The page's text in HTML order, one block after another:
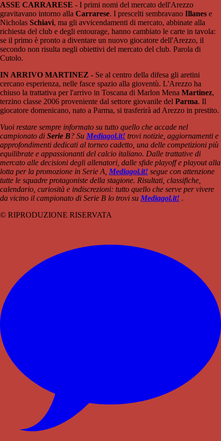
ASSE CARRARESE - I primi nomi del mercato dell'Arezzo
gravitavano intorno alla Carrarese. I prescelti sembravano Illanes e
Nicholas Schiavi, ma gli avvicendamenti di mercato, abbinate alla
richiesta del club e degli entourage, hanno cambiato le carte in tavola:
se il primo è pronto a diventare un nuovo giocatore dell'Arezzo, il
secondo non risulta negli obiettivi del mercato del club. Parola di
Cutolo.
IN ARRIVO MARTINEZ - Se al centro della difesa gli aretini
cercano esperienza, nelle fasce spazio alla gioventù. L'Arezzo ha
chiuso la trattativa per l'arrivo in Toscana di Marlon Mena Martinez,
terzino classe 2006 proveniente dal settore giovanile del Parma. Il
giocatore domenicano, nato a Parma, si trasferirà ad Arezzo in prestito.
Vuoi restare sempre informato su tutto quello che accade nel
campionato di Serie B? Su Mediagol.it! trovi notizie, aggiornamenti e
approfondimenti dedicati al torneo cadetto, una delle competizioni più
equilibrate e appassionanti del calcio italiano. Dalle trattative di
mercato alle decisioni degli allenatori, dalle sfide playoff e playout alla
lotta per la promozione in Serie A, Mediagol.it! segue con attenzione
tutte le squadre protagoniste della stagione. Risultati, classifiche,
calendario, curiosità e indiscrezioni: tutto quello che serve per vivere
da vicino il campionato di Serie B lo trovi su Mediagol.it! .
© RIPRODUZIONE RISERVATA